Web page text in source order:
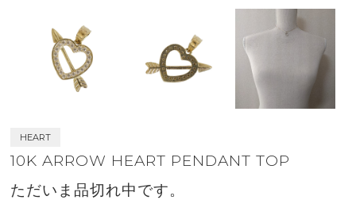
HEART
10K ARROW HEART PENDANT TOP
ただいま品切れ中です。